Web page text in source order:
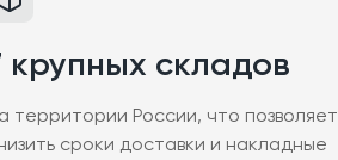
крупных складов
территории России, что позволяет
сроки доставки и накладные